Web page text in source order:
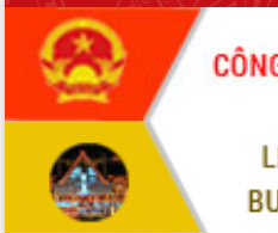
món ăn từ sầu riêng
Đắk Lắk công bố Quy hoạch và xúc
tiến đầu tư tỉnh
Ngành cá ngừ Đắk Lắk chủ động thích
ứng để giữ vững thị trường xuất khẩu
Diễn đàn Kinh tế tư nhân Việt Nam đột
phá cơ chế - Hợp tác công tư
Đề án 06 tạo bước ngoặt đột phá trong
cải cách hành chính tỉnh Đắk Lắk